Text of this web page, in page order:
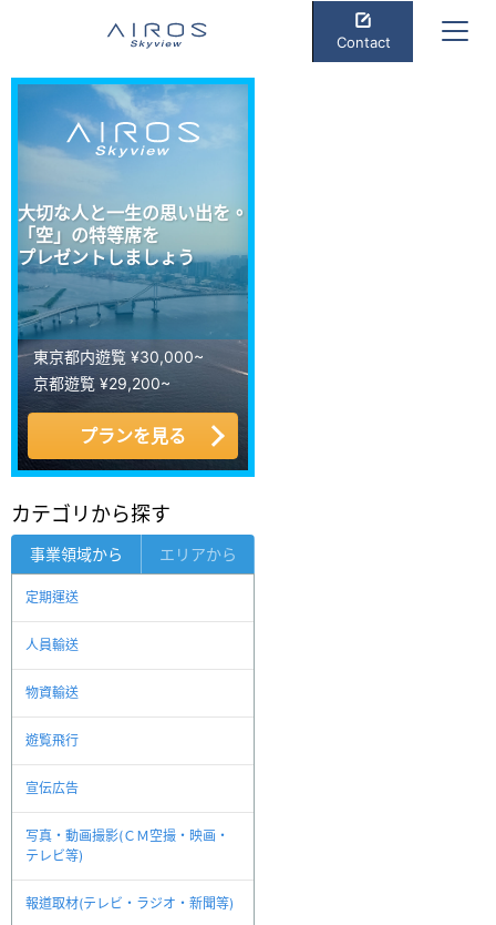
Contact
大切な人と一生の思い出を。
「空」の特等席を
プレゼントしましょう
東京都内遊覧 ¥30,000~
京都遊覧 ¥29,200~
プランを見る
カテゴリから探す
事業領域から エリアから
定期運送
人員輸送
物資輸送
遊覧飛行
宣伝広告
写真・動画撮影(ＣＭ空撮・映画・
テレビ等)
報道取材(テレビ・ラジオ・新聞等)